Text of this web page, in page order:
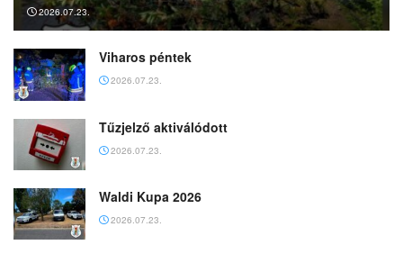
2026.07.23.
Viharos péntek
2026.07.23.
Tűzjelző aktiválódott
2026.07.23.
Waldi Kupa 2026
2026.07.23.